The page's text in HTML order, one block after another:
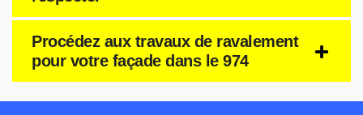
Procédez aux travaux de ravalement
pour votre façade dans le 974